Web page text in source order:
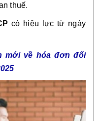
thuế.
có hiệu lực từ ngày
mới về hóa đơn đối